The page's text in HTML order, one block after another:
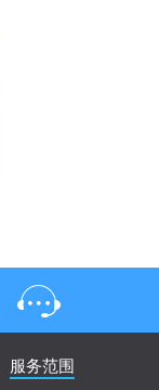
在线客服
服务范围